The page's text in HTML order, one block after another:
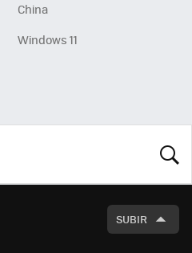
China
Windows 11
SUBIR